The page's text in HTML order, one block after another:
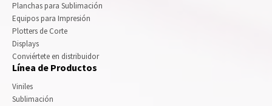
Planchas para Sublimación
Equipos para Impresión
Plotters de Corte
Displays
Conviértete en distribuidor
Línea de Productos
Viniles
Sublimación